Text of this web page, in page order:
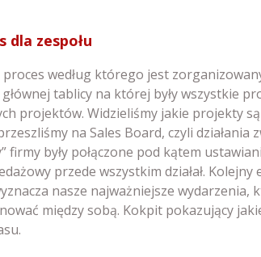
dla zespołu
proces według którego jest
tablicy na której były wszystkie
projektów. Widzieliśmy jakie projekty
na Sales Board, czyli działania
firmy były połączone pod kątem
przede wszystkim działał.
nasze najważniejsze wydarzenia,
między sobą. Kokpit pokazujący